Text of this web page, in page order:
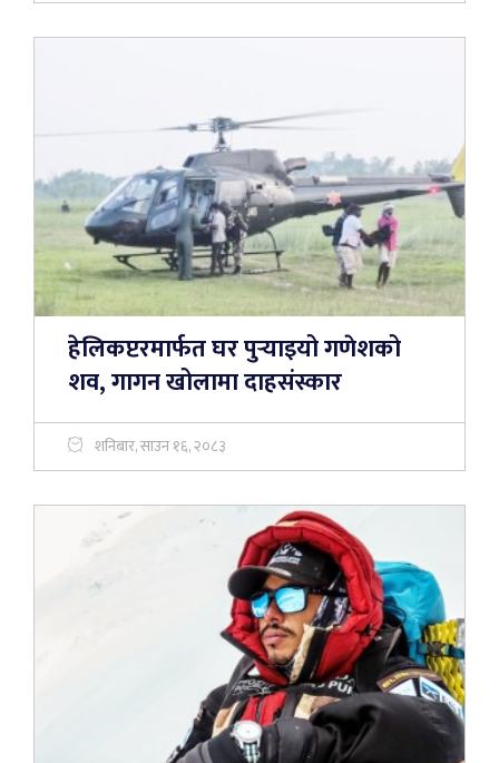
हेलिकप्टरमार्फत घर पुर्‍याइयो गणेशको
शव, गागन खोलामा दाहसंस्कार
शनिबार, साउन १६, २०८३